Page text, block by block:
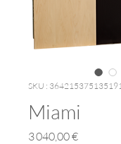
SKU :
Miami
3 040,00 €Prix